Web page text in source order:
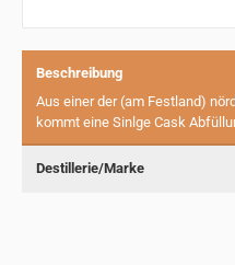
Beschreibung
Aus einer der (am Festland)
kommt eine Sinlge Cask
Destillerie/Marke